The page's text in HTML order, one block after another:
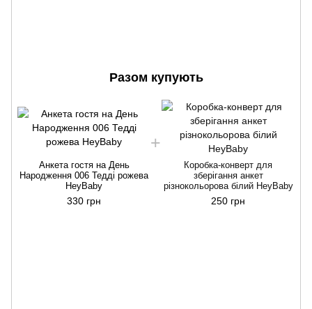
Разом купують
Анкета гостя на День
Народження 006 Тедді рожева
HeyBaby
330 грн
Коробка-конверт для
зберігання анкет
різнокольорова білий HeyBaby
250 грн